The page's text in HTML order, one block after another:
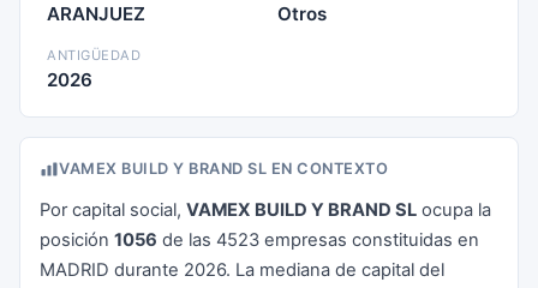
ARANJUEZ Otros
ANTIGÜEDAD
2026
VAMEX BUILD Y BRAND SL EN CONTEXTO
Por capital social, VAMEX BUILD Y BRAND SL ocupa la
posición 1056 de las 4523 empresas constituidas en
MADRID durante 2026. La mediana de capital del